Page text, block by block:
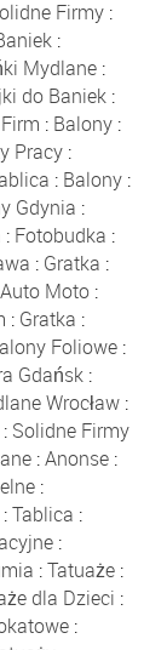
Firmy :
:
Mydlane :
do Baniek :
: Balony :
Pracy:
: Balony:
Gdynia :
: Fotobudka :
: Gratka :
Auto Moto :
: Gratka :
Foliowe :
Gdańsk :
Wrocław:
Solidne Firmy
:Anonse:
:
Tablica :
:
:Tatuaże:
dla Dzieci :
: